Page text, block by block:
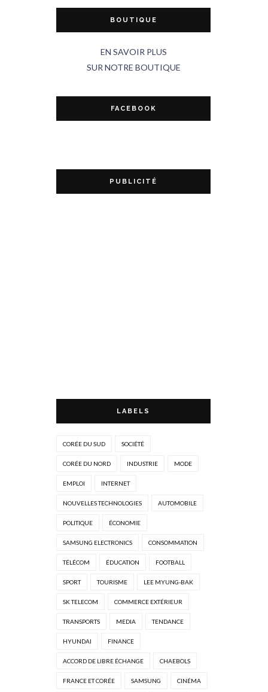
BOUTIQUE
EN SAVOIR PLUS
SUR NOTRE BOUTIQUE
FACEBOOK
PUBLICITÉ
LABELS
CORÉE DU SUD SOCIÉTÉ
CORÉE DU NORD INDUSTRIE MODE
EMPLOI INTERNET
NOUVELLES TECHNOLOGIES AUTOMOBILE
POLITIQUE ÉCONOMIE
SAMSUNG ELECTRONICS CONSOMMATION
TÉLÉCOM ÉDUCATION FOOTBALL
SPORT TOURISME LEE MYUNG-BAK
SK TELECOM COMMERCE EXTÉRIEUR
TRANSPORTS MEDIA TENDANCE
HYUNDAI FINANCE
ACCORD DE LIBRE ÉCHANGE CHAEBOLS
FRANCE ET CORÉE SAMSUNG CINÉMA